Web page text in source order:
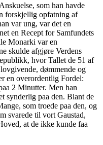
som han havde
forskjellig opfatning af
var ung, var det en
en Recept for Samfundets
Monarki var en
skulde afgjøre Verdens
hvor Tallet de 51 af
dømmende og
en overordentlig Fordel:
2 Minutter. Men han
synderlig paa den. Blant de
som troede paa den, og
svarede til vort Gaustad,
at de ikke kunde faa